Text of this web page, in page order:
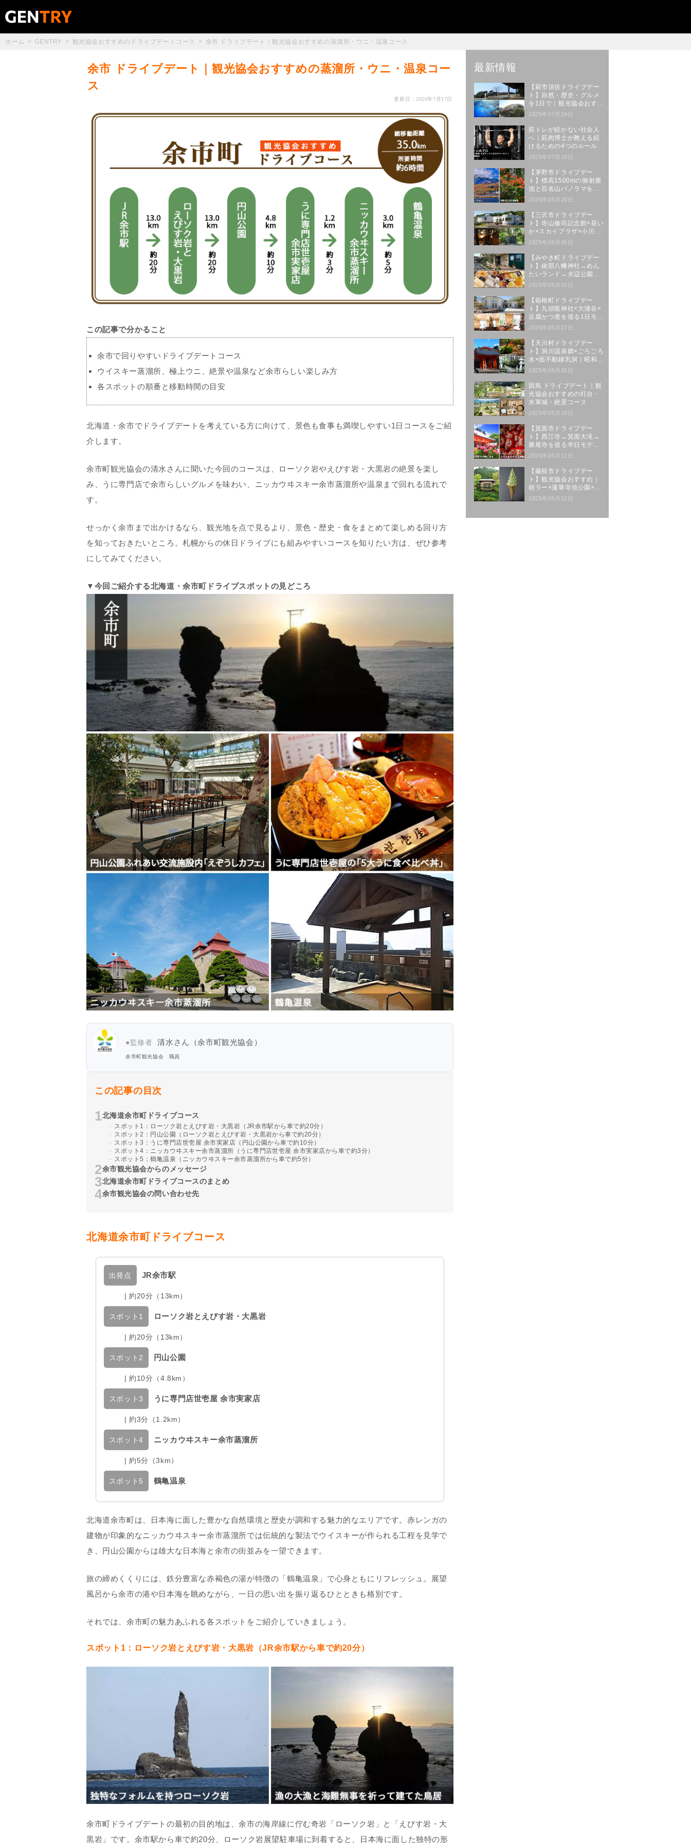
ホーム GENTRY 観光協会おすすめのドライブデートコース 余市 ドライブデート｜観光協会おすすめの蒸溜所・ウニ・温泉コース
余市 ドライブデート｜観光協会おすすめの蒸溜所・ウニ・温泉コー
ス
更新日 : 2026年7月17日
この記事で分かること
余市で回りやすいドライブデートコース
ウイスキー蒸溜所、極上ウニ、絶景や温泉など余市らしい楽しみ方
各スポットの順番と移動時間の目安
北海道・余市でドライブデートを考えている方に向けて、景色も食事も満喫しやすい1日コースをご紹
介します。
余市町観光協会の清水 さんに聞いた今回のコースは、ローソク岩やえびす岩・大黒岩の絶景を楽し
み、うに専門店で余市らしいグルメを味わい、ニッカウヰスキー余市蒸溜所や温泉まで回れる流れで
す。
せっかく余市まで出かけるなら、観光地を点で見るより、景色・歴史・食をまとめて楽しめる回り方
を知っておきたいところ。札幌からの休日ドライブにも組みやすいコースを知りたい方は、ぜひ参考
にしてみてください。
▼今回ご紹介する北海道・余市町ドライブスポットの見どころ
●監修者 清水さん（余市町観光協会）
余市町観光協会 職員
この記事の目次
北海道余市町ドライブコース
スポット1：ローソク岩とえびす岩・大黒岩（JR余市駅から車で約20分）
スポット2：円山公園（ローソク岩とえびす岩・大黒岩から車で約20分）
スポット3：うに専門店世壱屋 余市実家店（円山公園から車で約10分）
スポット4：ニッカウヰスキー余市蒸溜所（うに専門店世壱屋 余市実家店から車で約3分）
スポット5：鶴亀温泉（ニッカウヰスキー余市蒸溜所から車で約5分）
余市観光協会からのメッセージ
北海道余市町ドライブコースのまとめ
余市観光協会の問い合わせ先
北海道余市町ドライブコース
出発点 JR余市駅
| 約20分（13km）
スポット1 ローソク岩とえびす岩・大黒岩
| 約20分（13km）
スポット2 円山公園
| 約10分（4.8km）
スポット3 うに専門店世壱屋 余市実家店
| 約3分（1.2km）
スポット4 ニッカウヰスキー余市蒸溜所
| 約5分（3km）
スポット5 鶴亀温泉
北海道余市町は、日本海に面した豊かな自然環境と歴史が調和する魅力的なエリアです。赤レンガの
建物が印象的なニッカウヰスキー余市蒸溜所では伝統的な製法でウイスキーが作られる工程を見学で
き、円山公園からは雄大な日本海と余市の街並みを一望できます。
旅の締めくくりには、鉄分豊富な赤褐色の湯が特徴の「鶴亀温泉」で心身ともにリフレッシュ。展望
風呂から余市の港や日本海を眺めながら、一日の思い出を振り返るひとときも格別です。
それでは、余市町の魅力あふれる各スポットをご紹介していきましょう。
スポット1：ローソク岩とえびす岩・大黒岩（JR余市駅から車で約20分）
余市町ドライブデートの最初の目的地は、余市の海岸線に佇む奇岩「ローソク岩」と「えびす岩・大
黒岩」です。余市駅から車で約20分、ローソク岩展望駐車場に到着すると、日本海に面した独特の形
最新情報
【萩市須佐ドライブデー
ト】自然・歴史・グルメ
を1日で｜観光協会おすす
めルート
2025年07月24日
筋トレが続かない社会人
へ｜筋肉博士が教える続
けるための4つのルール
2025年07月16日
【茅野市ドライブデー
ト】標高1500mの御射鹿
池と百名山パノラマを楽
しむ絶景ルート
2025年06月20日
【三沢市ドライブデー
ト】寺山修司記念館×昼い
か×スカイプラザ×小川原
湖｜三沢駅発5時間コース
2025年06月05日
【みやき町ドライブデー
ト】綾部八幡神社→めん
たいランド→水辺公園→
人気スイーツの王道ルー
2025年06月02日
【箱根町ドライブデー
ト】九頭龍神社×大涌谷×
豆腐かつ煮を巡る1日モデ
ルコース
2025年05月27日
【天川村ドライブデー
ト】洞川温泉郷×ごろごろ
水×面不動鍾乳洞｜昭和レ
トロな温泉街を巡る1日
2025年05月26日
因島 ドライブデート｜観
光協会おすすめの灯台・
水軍城・絶景コース
2025年05月16日
【箕面市ドライブデー
ト】西江寺→箕面大滝→
勝尾寺を巡る半日モデル
コース
2025年05月12日
【藤枝市ドライブデー
ト】観光協会おすすめ｜
朝ラー×蓮華寺池公園×玉
露体験
2025年05月12日